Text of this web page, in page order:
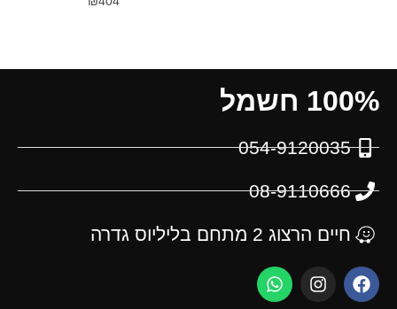
100% חשמל
054-9120035
08-9110666
חיים הרצוג 2 מתחם בליליוס גדרה